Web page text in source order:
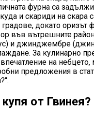
фурна са
и скариди на скара
докато оризът
във вътрешните
и джинджембре
За кулинарно
на
предложения в
от Гвинея?